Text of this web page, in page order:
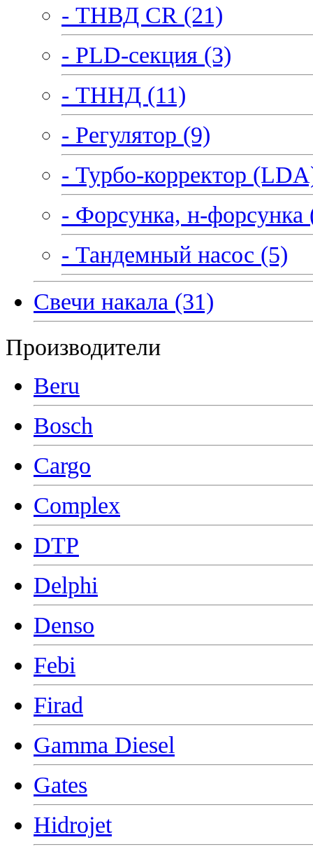
- ТНВД CR (21)
- PLD-секция (3)
- ТННД (11)
- Регулятор (9)
- Турбо-корректор
- Форсунка, н-форсунка
- Тандемный насос (5)
Свечи накала (31)
Производители
Beru
Bosch
Cargo
Complex
DTP
Delphi
Denso
Febi
Firad
Gamma Diesel
Gates
Hidrojet